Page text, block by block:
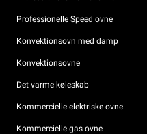
Professionelle Speed ovne
Konvektionsovn med damp
Konvektionsovne
Det varme køleskab
Kommercielle elektriske ovne
Kommercielle gas ovne